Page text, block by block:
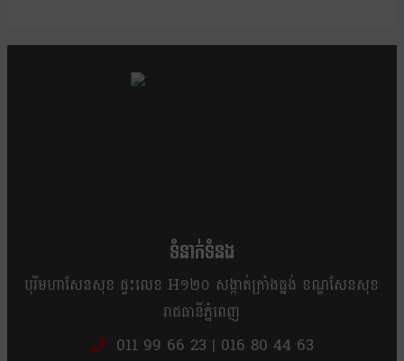
ទំនាក់ទំនង
បុរីមហាសែនសុខ ផ្ទះលេខ H១២០ សង្កាត់ក្រាំងធ្នង់ ខណ្ឌសែនសុខ
រាជធានីភ្នំពេញ
011 99 66 23 | 016 80 44 63